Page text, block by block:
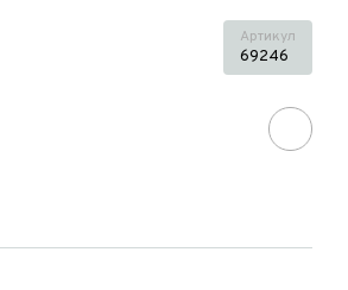
Артикул
69246